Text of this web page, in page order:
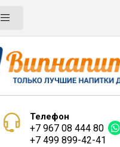
Телефон
+7 967 08 444 80
+7 499 899-42-41